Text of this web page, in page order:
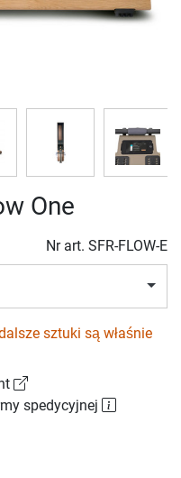
One
Nr art. SFR-FLOW-E
sztuki są właśnie
spedycyjnej